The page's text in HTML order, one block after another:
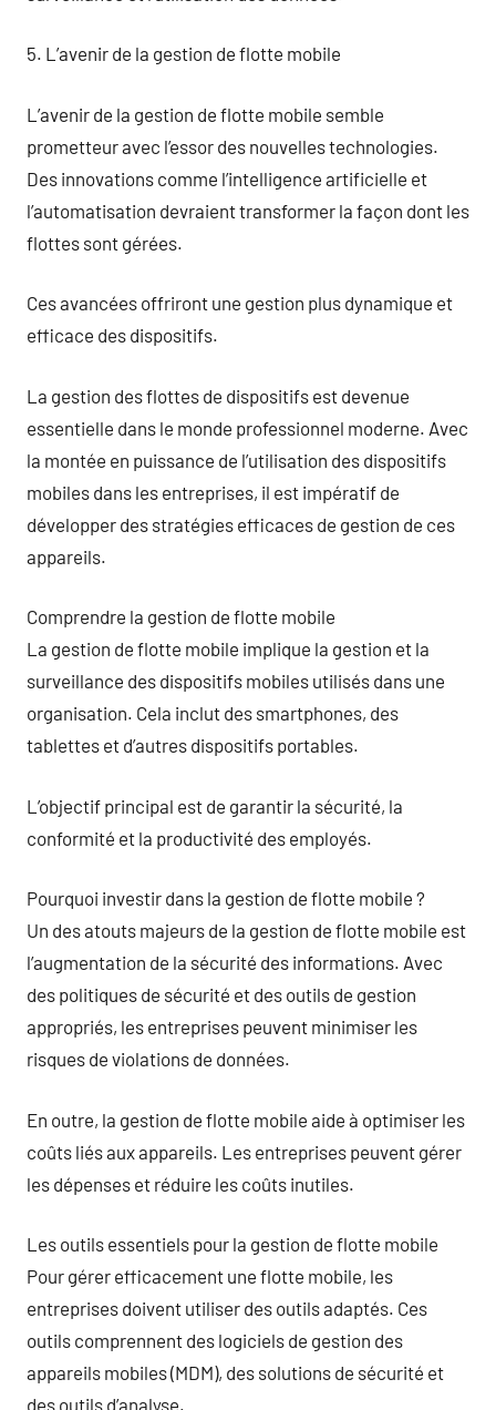
5. L’avenir de la gestion de flotte mobile
L’avenir de la gestion de flotte mobile semble
prometteur avec l’essor des nouvelles technologies.
Des innovations comme l’intelligence artificielle et
l’automatisation devraient transformer la façon dont les
flottes sont gérées.
Ces avancées offriront une gestion plus dynamique et
efficace des dispositifs.
La gestion des flottes de dispositifs est devenue
essentielle dans le monde professionnel moderne. Avec
la montée en puissance de l’utilisation des dispositifs
mobiles dans les entreprises, il est impératif de
développer des stratégies efficaces de gestion de ces
appareils.
Comprendre la gestion de flotte mobile
La gestion de flotte mobile implique la gestion et la
surveillance des dispositifs mobiles utilisés dans une
organisation. Cela inclut des smartphones, des
tablettes et d’autres dispositifs portables.
L’objectif principal est de garantir la sécurité, la
conformité et la productivité des employés.
Pourquoi investir dans la gestion de flotte mobile ?
Un des atouts majeurs de la gestion de flotte mobile est
l’augmentation de la sécurité des informations. Avec
des politiques de sécurité et des outils de gestion
appropriés, les entreprises peuvent minimiser les
risques de violations de données.
En outre, la gestion de flotte mobile aide à optimiser les
coûts liés aux appareils. Les entreprises peuvent gérer
les dépenses et réduire les coûts inutiles.
Les outils essentiels pour la gestion de flotte mobile
Pour gérer efficacement une flotte mobile, les
entreprises doivent utiliser des outils adaptés. Ces
outils comprennent des logiciels de gestion des
appareils mobiles (MDM), des solutions de sécurité et
des outils d’analyse.